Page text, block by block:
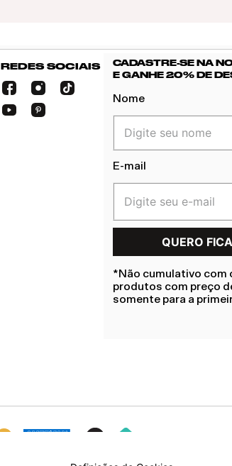
REDES SOCIAIS
CADASTRE-SE NA
E GANHE 20% DE
Nome
E-mail
*Não cumulativo com
produtos com preço
somente para a